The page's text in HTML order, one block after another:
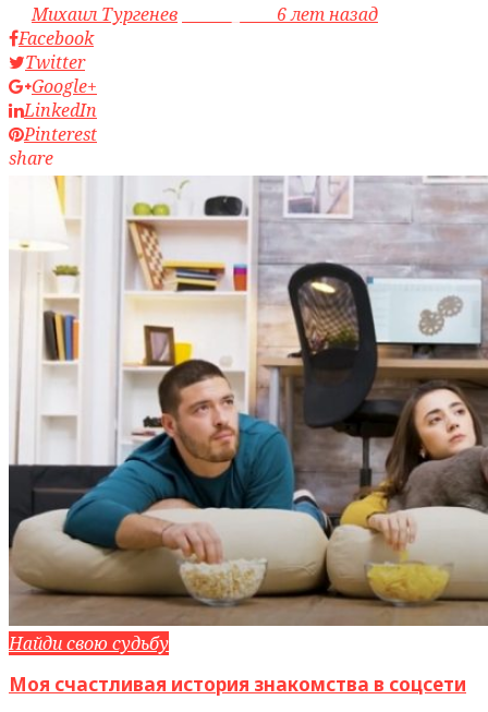
byМихаил Тургенев
6 лет назад
Facebook
Twitter
Google+
LinkedIn
Pinterest
share
Найди свою судьбу
Моя счастливая история знакомства в соцсети